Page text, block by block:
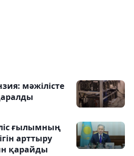
мәжілісте
ғылымның
арттыру
қарайды